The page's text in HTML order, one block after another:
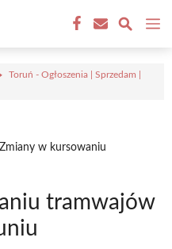
Toruń - Ogłoszenia | Sprzedam |
Zmiany w kursowaniu
tramwajów